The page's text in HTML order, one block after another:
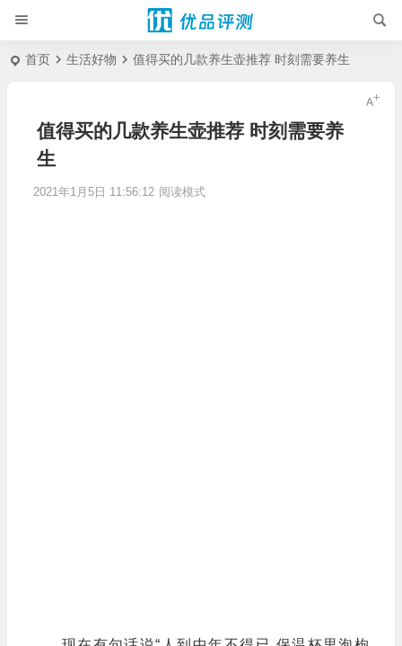
首页 生活好物 值得买的几款养生壶推荐 时刻需要养生
值得买的几款养生壶推荐 时刻需要养
生
2021年1月5日 11:56:12 阅读模式